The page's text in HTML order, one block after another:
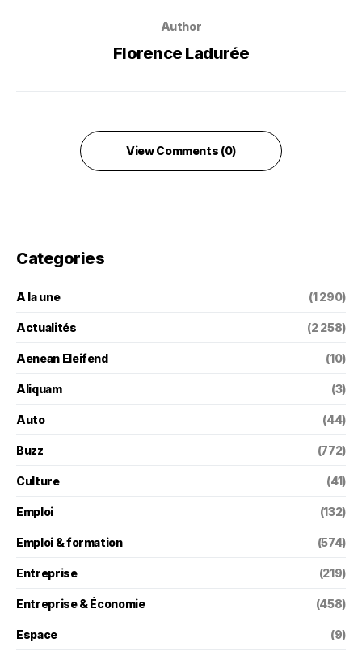
Author
Florence Ladurée
View Comments (0)
Categories
A la une (1 290)
Actualités (2 258)
Aenean Eleifend (10)
Aliquam (3)
Auto (44)
Buzz (772)
Culture (41)
Emploi (132)
Emploi & formation (574)
Entreprise (219)
Entreprise & Économie (458)
Espace (9)